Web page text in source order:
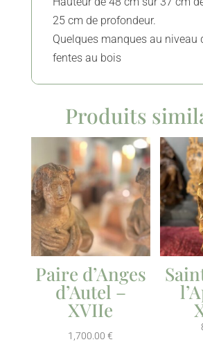
25 cm de profondeur.
Quelques manques au niveau
fentes au bois
Produits
Paire d’Anges
d’Autel –
XVIIe
1,700.00€